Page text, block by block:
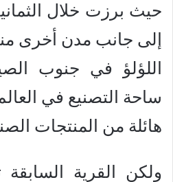
حيث برزت خلال
إلى جانب مدن أخرى
اللؤلؤ في جنوب
ساحة التصنيع في
هائلة من المنتجات
ولكن القرية